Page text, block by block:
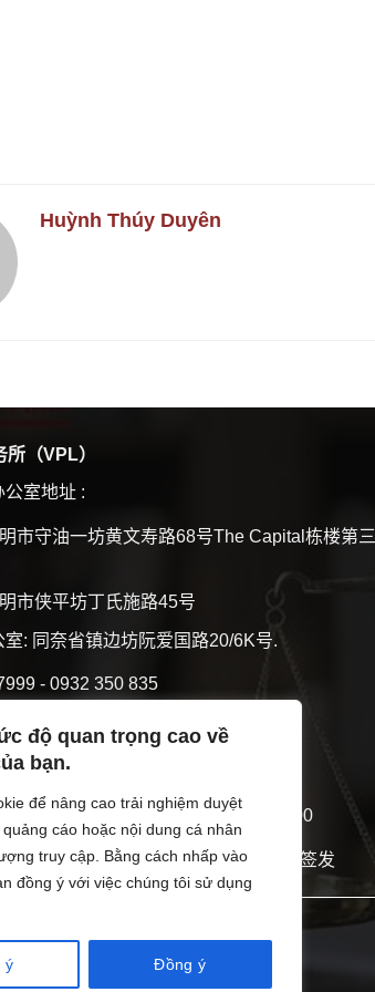
độ quan trọng cao về
bạn.
để nâng cao trải nghiệm duyệt
cáo hoặc nội dung cá nhân
truy cập. Bằng cách nhấp vào
đồng ý với việc chúng tôi sử dụng
ý Đồng ý
Huỳnh Thúy Duyên
（VPL）
室地址 :
市守油一坊黄文寿路68号The Capital栋楼第三
市侠平坊丁氏施路45号
室: 同奈省镇边坊阮爱国路20/6K号.
- 0932 350 835
期五: 07:30 - 17:00 Thứ 7: 07:30 - 12:00
由胡志明市司法厅于2022年11月11日签发